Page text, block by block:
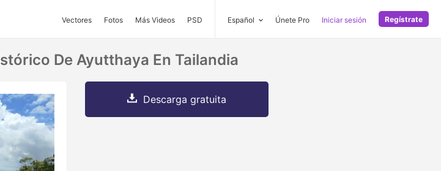
Vectores Fotos Más Videos PSD Español Únete Pro Iniciar sesión Regístrate
De Ayutthaya En Tailandia
Descarga gratuita